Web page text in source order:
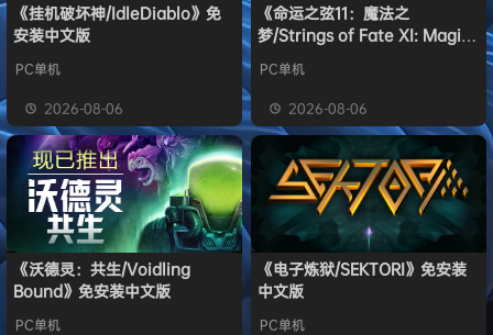
《挂机破坏神/IdleDiablo》免
安装中文版
PC单机
2026-08-06
《命运之弦11：魔法之
梦/Strings of Fate XI: Magic
PC单机
2026-08-06
《沃德灵：共生/Voidling
Bound》免安装中文版
PC单机
《电子炼狱/SEKTORI》免安装
中文版
PC单机